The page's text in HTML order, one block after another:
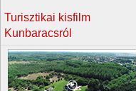
Turisztikai kisfilm
Kunbaracsról